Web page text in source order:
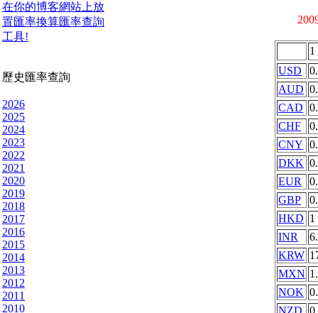
在你的博客網站上放
置匯率換算匯率查詢
工具!
歷史匯率查詢
2026
2025
2024
2023
2022
2021
2020
2019
2018
2017
2016
2015
2014
2013
2012
2011
2010
1
USD
AUD
CAD
CHF
CNY
DKK
EUR
GBP
HKD 1
INR
KRW
MXN
NOK